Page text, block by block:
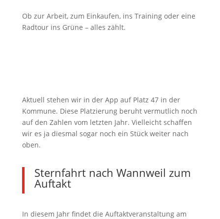
Ob zur Arbeit, zum Einkaufen, ins Training oder eine
Radtour ins Grüne – alles zählt.
Aktuell stehen wir in der App auf Platz 47 in der
Kommune. Diese Platzierung beruht vermutlich noch
auf den Zahlen vom letzten Jahr. Vielleicht schaffen
wir es ja diesmal sogar noch ein Stück weiter nach
oben.
Sternfahrt nach Wannweil zum
Auftakt
In diesem Jahr findet die Auftaktveranstaltung am